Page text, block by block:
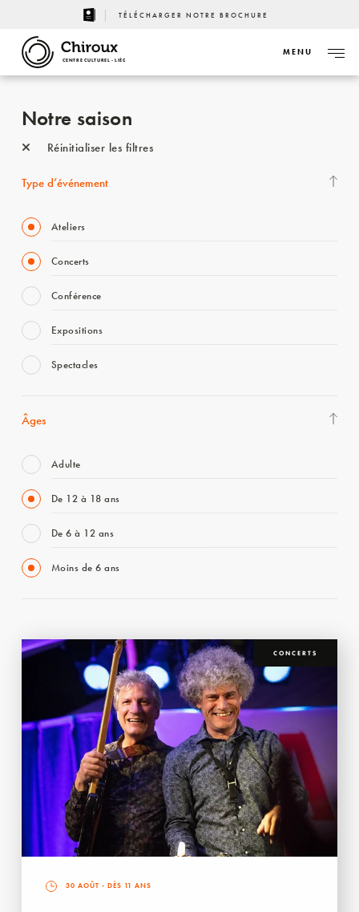
TÉLÉCHARGER NOTRE BROCHURE
CENTRE CULTUREL - LIÈGE
MENU
Notre saison
Réinitialiser les filtres
Type d’événement
Ateliers
Concerts
Conférence
Expositions
Spectacles
Âges
Adulte
De 12 à 18 ans
De 6 à 12 ans
Moins de 6 ans
CONCERTS
30 AOÛT - DÈS 11 ANS